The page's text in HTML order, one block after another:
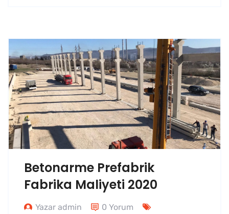
Betonarme Prefabrik
Fabrika Maliyeti 2020
Yazar admin
0 Yorum